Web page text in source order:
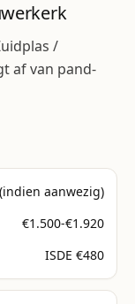
/
af van pand-
aanwezig)
€1.500-€1.920
ISDE €480